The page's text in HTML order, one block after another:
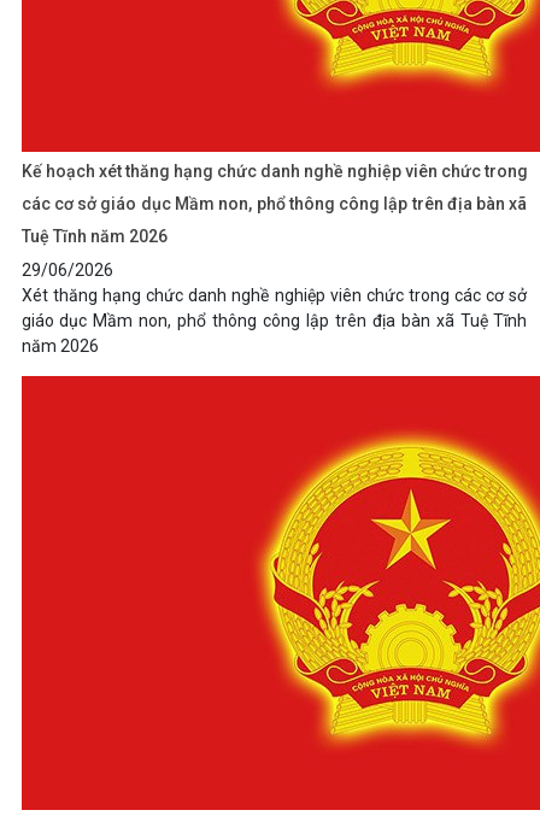
Kế hoạch xét thăng hạng chức danh nghề nghiệp viên chức trong
các cơ sở giáo dục Mầm non, phổ thông công lập trên địa bàn xã
Tuệ Tĩnh năm 2026
29/06/2026
Xét thăng hạng chức danh nghề nghiệp viên chức trong các cơ sở
giáo dục Mầm non, phổ thông công lập trên địa bàn xã Tuệ Tĩnh
năm 2026